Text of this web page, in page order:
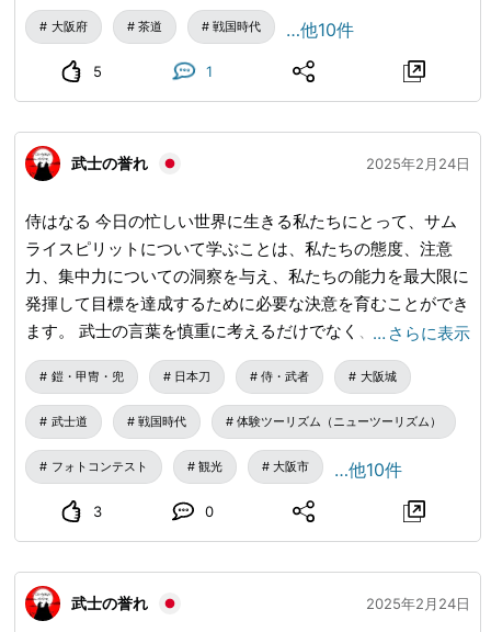
大阪府 茶道 戦国時代 …他10件
5 1
武士の誉れ 2025年2月24日
侍はなる 今日の忙しい世界に生きる私たちにとって、サム
ライスピリットについて学ぶことは、私たちの態度、注意
力、集中力についての洞察を与え、私たちの能力を最大限に
発揮して目標を達成するために必要な決意を育むことができ
ます。 武士の言葉を慎重に考えるだけでなく、それに基づ
いて行動しなければなりません。 #刀 #侍刀 #武士道
… さらに表示
鎧・甲冑・兜 日本刀 侍・武者 大阪城
武士道 戦国時代 体験ツーリズム（ニューツーリズム）
フォトコンテスト 観光 大阪市 …他10件
3 0
武士の誉れ 2025年2月24日